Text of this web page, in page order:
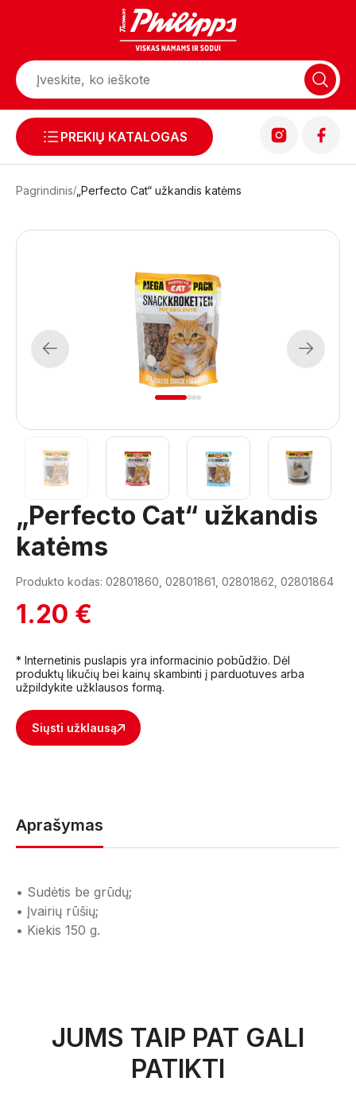
PREKIŲ KATALOGAS
Pagrindinis „Perfecto Cat“ užkandis katėms
Previous Next
1 234
„Perfecto Cat“ užkandis
katėms
Produkto kodas: 02801860, 02801861, 02801862, 02801864
1.20 €
* Internetinis puslapis yra informacinio pobūdžio. Dėl
produktų likučių bei kainų skambinti į parduotuves arba
užpildykite užklausos formą.
Siųsti užklausą
Aprašymas
• Sudėtis be grūdų;
• Įvairių rūšių;
• Kiekis 150 g.
JUMS TAIP PAT GALI
PATIKTI